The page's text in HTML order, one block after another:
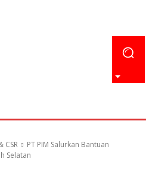
CSR
PT PIM Salurkan Bantuan
Selatan